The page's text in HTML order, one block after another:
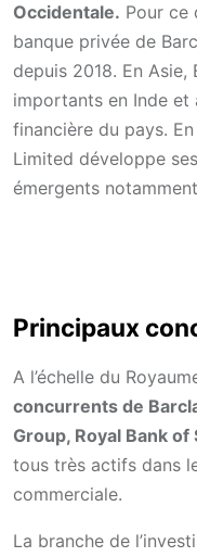
Occidentale. Pour ce
banque privée de
depuis 2018. En
importants en Inde et
financière du pays.
Limited développe
émergents
Principaux
A l’échelle du
concurrents de
Group, Royal Bank
tous très actifs dans
commerciale.
La branche de